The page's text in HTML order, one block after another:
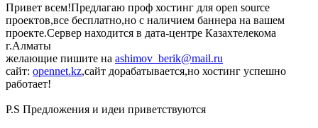
Привет всем!Предлагаю проф хостинг для open source
проектов,все бесплатно,но с наличием баннера на вашем
проекте.Сервер находится в дата-центре Казахтелекома
г.Алматы
желающие пишите на ashimov_berik@mail.ru
сайт: opennet.kz,сайт дорабатывается,но хостинг успешно
работает!
P.S Предложения и идеи приветствуются